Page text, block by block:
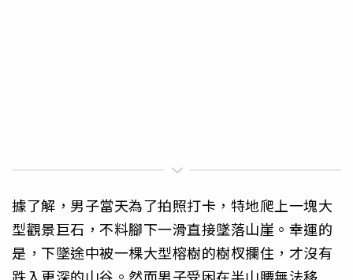
據了解，男子當天為了拍照打卡，特地爬上一塊大
型觀景巨石，不料腳下一滑直接墜落山崖。幸運的
是，下墜途中被一棵大型榕樹的樹杈攔住，才沒有